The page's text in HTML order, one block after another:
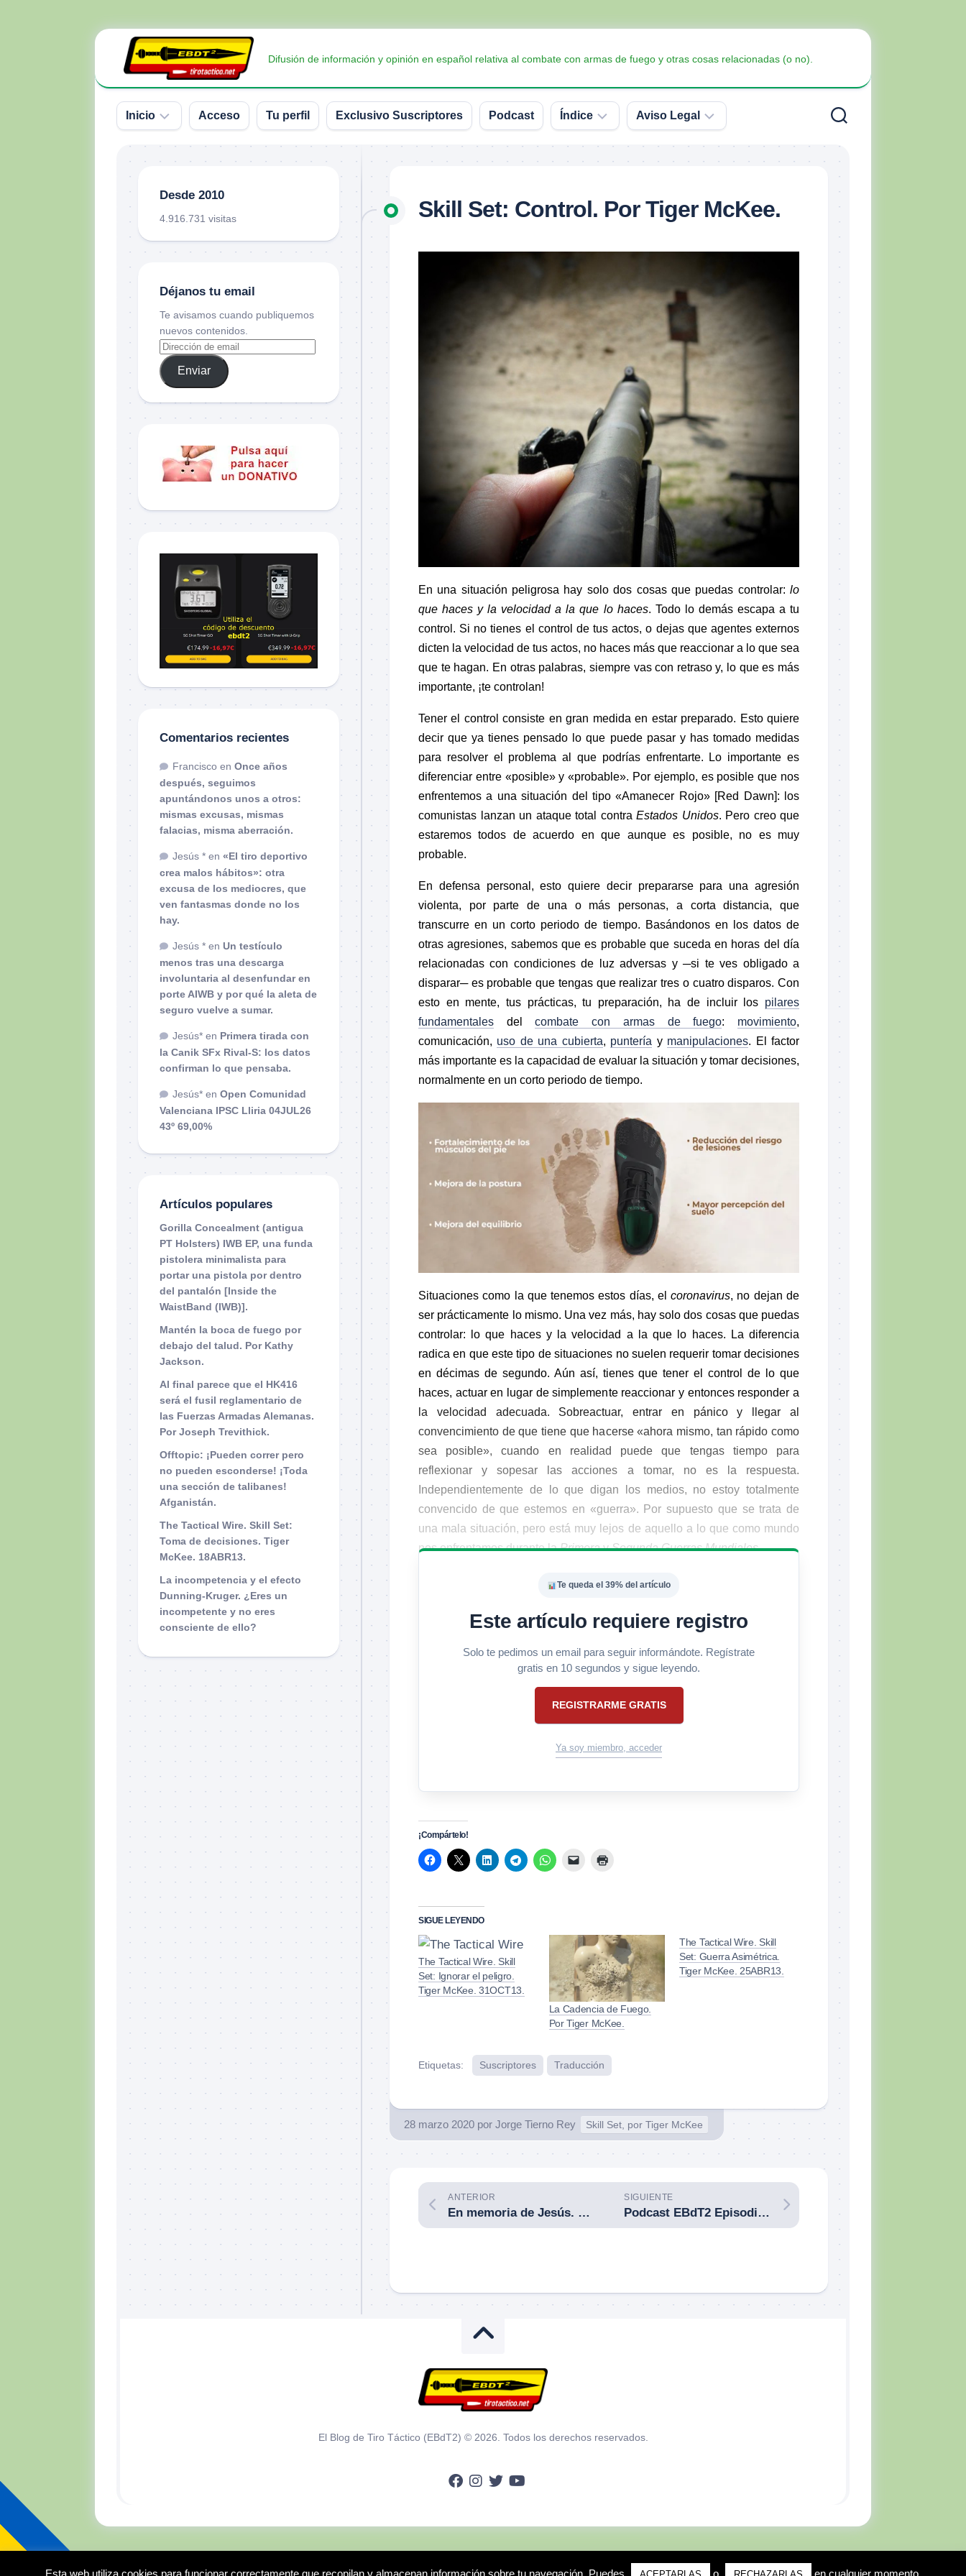
Difusión de información y opinión en español relativa al combate con armas de fuego y otras cosas relacionadas (o no).
Inicio
Donativos
Acceso Tu perfil Exclusivo Suscriptores Podcast Índice
no
Balística
Interesante
Material
por
Momento
del
Combatiente
Lectura
recomendada
Defensa
Personal
Táctica
Sorteos
TTPs
Aviso Legal
Política
Cookies
Skill Set: Control. Por Tiger McKee.
En una situación peligrosa hay solo dos cosas que puedas controlar: lo
que haces y la velocidad a la que lo haces. Todo lo demás escapa a tu
control. Si no tienes el control de tus actos, o dejas que agentes externos
dicten la velocidad de tus actos, no haces más que reaccionar a lo que sea
que te hagan. En otras palabras, siempre vas con retraso y, lo que es más
importante, ¡te controlan!
Tener el control consiste en gran medida en estar preparado. Esto quiere
decir que ya tienes pensado lo que puede pasar y has tomado medidas
para resolver el problema al que podrías enfrentarte. Lo importante es
diferenciar entre «posible» y «probable». Por ejemplo, es posible que nos
enfrentemos a una situación del tipo «Amanecer Rojo» [Red Dawn]: los
comunistas lanzan un ataque total contra Estados Unidos. Pero creo que
estaremos todos de acuerdo en que aunque es posible, no es muy
probable.
En defensa personal, esto quiere decir prepararse para una agresión
violenta, por parte de una o más personas, a corta distancia, que
transcurre en un corto periodo de tiempo. Basándonos en los datos de
otras agresiones, sabemos que es probable que suceda en horas del día
relacionadas con condiciones de luz adversas y ─si te ves obligado a
disparar─ es probable que tengas que realizar tres o cuatro disparos. Con
esto en mente, tus prácticas, tu preparación, ha de incluir los pilares
fundamentales delcombate con armas de fuego: movimiento,
comunicación, uso de una cubierta, puntería y manipulaciones. El factor
más importante es la capacidad de evaluar la situación y tomar decisiones,
normalmente en un corto periodo de tiempo.
Situaciones como la que tenemos estos días, elcoronavirus, no dejan de
ser prácticamente lo mismo. Una vez más, hay solo dos cosas que puedas
controlar: lo que haces y la velocidad a la que lo haces. La diferencia
radica en que este tipo de situaciones no suelen requerir tomar decisiones
en décimas de segundo. Aún así, tienes que tener el control de lo que
haces, actuar en lugar de simplemente reaccionar y entonces responder a
la velocidad adecuada. Sobreactuar, entrar en pánico y llegar al
convencimiento de que tiene que hacerse «ahora mismo, tan rápido como
sea posible», cuando en realidad puede que tengas tiempo para
reflexionar y sopesar las acciones a tomar, no es la respuesta.
Independientemente de lo que digan los medios, no estoy totalmente
convencido de que estemos en «guerra». Por supuesto que se trata de
una mala situación, pero está muy lejos de aquello a lo que como mundo
nos enfrentamos durante laPrimeraySegunda Guerras Mundiales.
Te queda el 39% del artículo
Este artículo requiere registro
Solo te pedimos un email para seguir informándote. Regístrate
gratis en 10 segundos y sigue leyendo.
REGISTRARME GRATIS
Ya soy miembro, acceder
¡Compártelo!
SIGUE LEYENDO
The Tactical Wire. Skill
Set: Ignorar el peligro.
Tiger McKee. 31OCT13.
La Cadencia de Fuego.
Por Tiger McKee.
The Tactical Wire. Skill
Set: Guerra Asimétrica.
Tiger McKee. 25ABR13.
Etiquetas: Suscriptores Traducción
28 marzo 2020 por Jorge Tierno Rey Skill Set, por Tiger McKee
SIGUIENTE
Podcast EBdT2 Episodio 18: otra vez mitos y leyendas en el combate con armas de fuego, llueve sobre mojado, con Juan I. Carrión.
ANTERIOR
En memoria de Jesús. Logroño (La Rioja). 27 de marzo de 2020.
Desde 2010
4.916.731 visitas
Déjanos tu email
Te avisamos cuando publiquemos
nuevos contenidos.
Enviar
Comentarios recientes
Francisco en Once años
después, seguimos
apuntándonos unos a otros:
mismas excusas, mismas
falacias, misma aberración.
Jesús * en «El tiro deportivo
crea malos hábitos»: otra
excusa de los mediocres, que
ven fantasmas donde no los
hay.
Jesús * en Un testículo
menos tras una descarga
involuntaria al desenfundar en
porte AIWB y por qué la aleta de
seguro vuelve a sumar.
Jesús* en Primera tirada con
la Canik SFx Rival-S: los datos
confirman lo que pensaba.
Jesús* en Open Comunidad
Valenciana IPSC Lliria 04JUL26
43º 69,00%
Artículos populares
Gorilla Concealment (antigua
PT Holsters) IWB EP, una funda
pistolera minimalista para
portar una pistola por dentro
del pantalón [Inside the
WaistBand (IWB)].
Mantén la boca de fuego por
debajo del talud. Por Kathy
Jackson.
Al final parece que el HK416
será el fusil reglamentario de
las Fuerzas Armadas Alemanas.
Por Joseph Trevithick.
Offtopic: ¡Pueden correr pero
no pueden esconderse! ¡Toda
una sección de talibanes!
Afganistán.
The Tactical Wire. Skill Set:
Toma de decisiones. Tiger
McKee. 18ABR13.
La incompetencia y el efecto
Dunning-Kruger. ¿Eres un
incompetente y no eres
consciente de ello?
El Blog de Tiro Táctico (EBdT2) © 2026. Todos los derechos reservados.
Esta web utiliza cookies para funcionar correctamente que recopilan y almacenan información sobre tu navegación. Puedes o en cualquier momento.